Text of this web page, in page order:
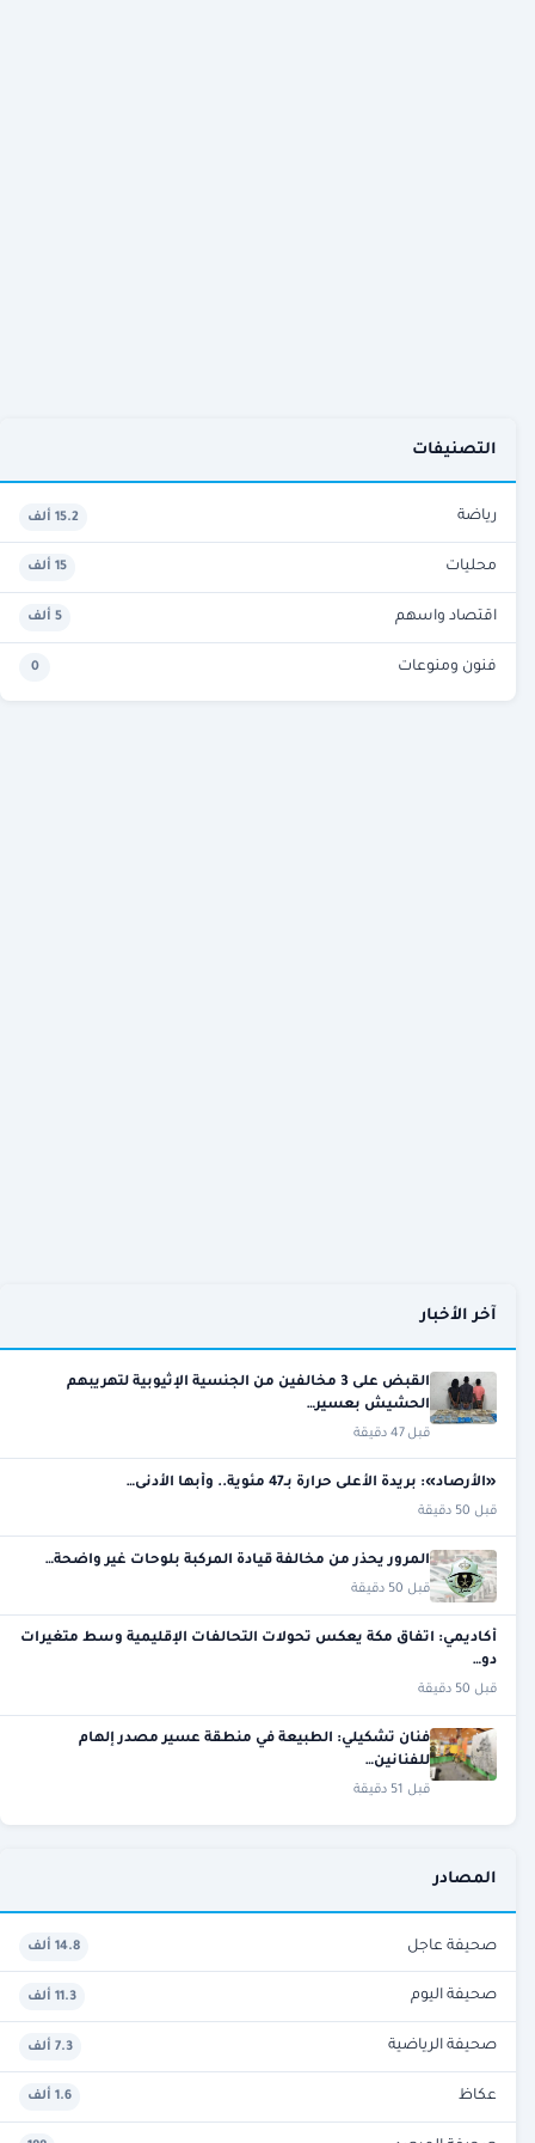
التصنيفات
رياضة 15.2 ألف
محليات 15 ألف
اقتصاد واسهم 5 ألف
فنون ومنوعات 0
آخر الأخبار
القبض على 3 مخالفين من الجنسية الإثيوبية لتهريبهم
الحشيش بعسير…
قبل 47 دقيقة
«الأرصاد»: بريدة الأعلى حرارة بـ47 مئوية.. وأبها الأدنى…
قبل 50 دقيقة
المرور يحذر من مخالفة قيادة المركبة بلوحات غير واضحة…
قبل 50 دقيقة
أكاديمي: اتفاق مكة يعكس تحولات التحالفات الإقليمية وسط متغيرات
دو…
قبل 50 دقيقة
فنان تشكيلي: الطبيعة في منطقة عسير مصدر إلهام
للفنانين…
قبل 51 دقيقة
المصادر
صحيفة عاجل 14.8 ألف
صحيفة اليوم 11.3 ألف
صحيفة الرياضية 7.3 ألف
عكاظ 1.6 ألف